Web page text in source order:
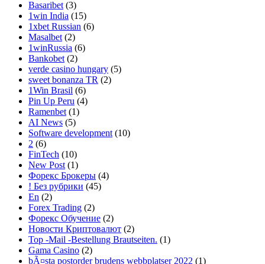
Basaribet (3)
1win India (15)
1xbet Russian (6)
Masalbet (2)
1winRussia (6)
Bankobet (2)
verde casino hungary (5)
sweet bonanza TR (2)
1Win Brasil (6)
Pin Up Peru (4)
Ramenbet (1)
AI News (5)
Software development (10)
2 (6)
FinTech (10)
New Post (1)
Форекс Брокеры (4)
! Без рубрики (45)
En (2)
Forex Trading (2)
Форекс Обучение (2)
Новости Криптовалют (2)
Top -Mail -Bestellung Brautseiten. (1)
Gama Casino (2)
bÃ¤sta postorder brudens webbplatser 2022 (1)